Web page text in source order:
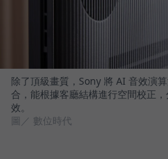
除了頂級畫質，Sony 將 AI 音效演
合，能根據客廳結構進行空間校正
效。
圖／ 數位時代